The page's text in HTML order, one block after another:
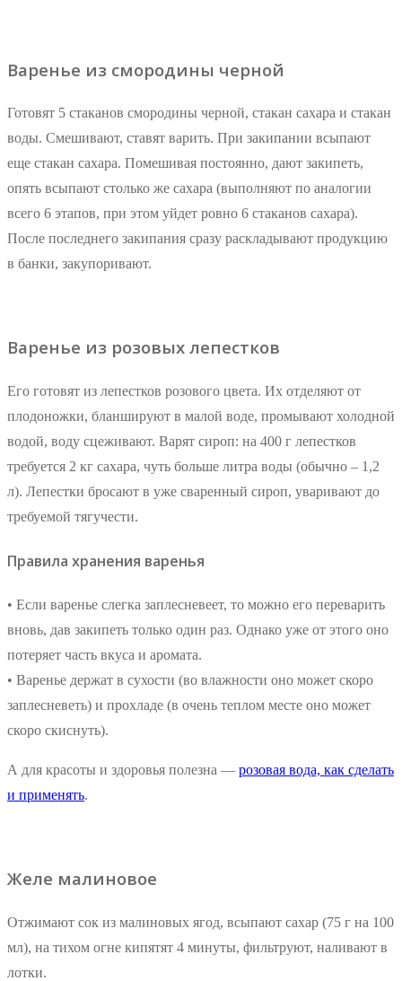
Варенье из смородины черной
Готовят 5 стаканов смородины черной, стакан сахара и стакан
воды. Смешивают, ставят варить. При закипании всыпают
еще стакан сахара. Помешивая постоянно, дают закипеть,
опять всыпают столько же сахара (выполняют по аналогии
всего 6 этапов, при этом уйдет ровно 6 стаканов сахара).
После последнего закипания сразу раскладывают продукцию
в банки, закупоривают.
Варенье из розовых лепестков
Его готовят из лепестков розового цвета. Их отделяют от
плодоножки, бланшируют в малой воде, промывают холодной
водой, воду сцеживают. Варят сироп: на 400 г лепестков
требуется 2 кг сахара, чуть больше литра воды (обычно – 1,2
л). Лепестки бросают в уже сваренный сироп, уваривают до
требуемой тягучести.
Правила хранения варенья
• Если варенье слегка заплесневеет, то можно его переварить
вновь, дав закипеть только один раз. Однако уже от этого оно
потеряет часть вкуса и аромата.
• Варенье держат в сухости (во влажности оно может скоро
заплесневеть) и прохладе (в очень теплом месте оно может
скоро скиснуть).
А для красоты и здоровья полезна — розовая вода, как сделать
и применять.
Желе малиновое
Отжимают сок из малиновых ягод, всыпают сахар (75 г на 100
мл), на тихом огне кипятят 4 минуты, фильтруют, наливают в
лотки.